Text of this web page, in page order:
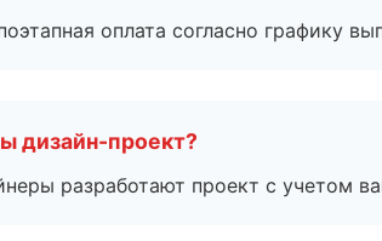
оплата согласно графику
дизайн-проект?
разработают проект с учетом